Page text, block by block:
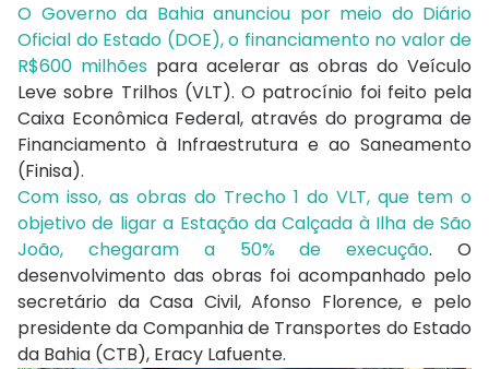
O Governo da Bahia anunciou por meio do Diário
Oficial do Estado (DOE), o financiamento no valor de
R$600 milhões para acelerar as obras do Veículo
Leve sobre Trilhos (VLT). O patrocínio foi feito pela
Caixa Econômica Federal, através do programa de
Financiamento à Infraestrutura e ao Saneamento
(Finisa).
Com isso, as obras do Trecho 1 do VLT, que tem o
objetivo de ligar a Estação da Calçada à Ilha de São
João, chegaram a 50% de execução. O
desenvolvimento das obras foi acompanhado pelo
secretário da Casa Civil, Afonso Florence, e pelo
presidente da Companhia de Transportes do Estado
da Bahia (CTB), Eracy Lafuente.